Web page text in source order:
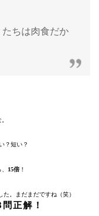
たちは肉食だか
？短い？
15倍 ！
た。まだまだですね（笑）
正解！